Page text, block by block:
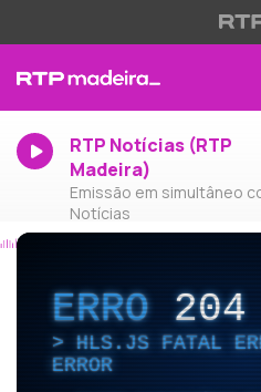
RTP Notícias (RTP
Madeira)
Emissão em simultâneo
Notícias
ERRO204
HLS.JS FATAL
ERROR